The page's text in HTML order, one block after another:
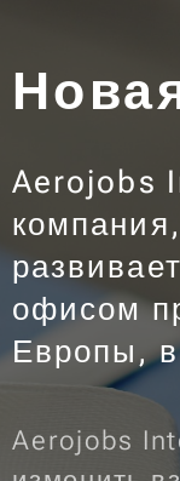
Aerojobs
офисом
Европы,
Aerojobs